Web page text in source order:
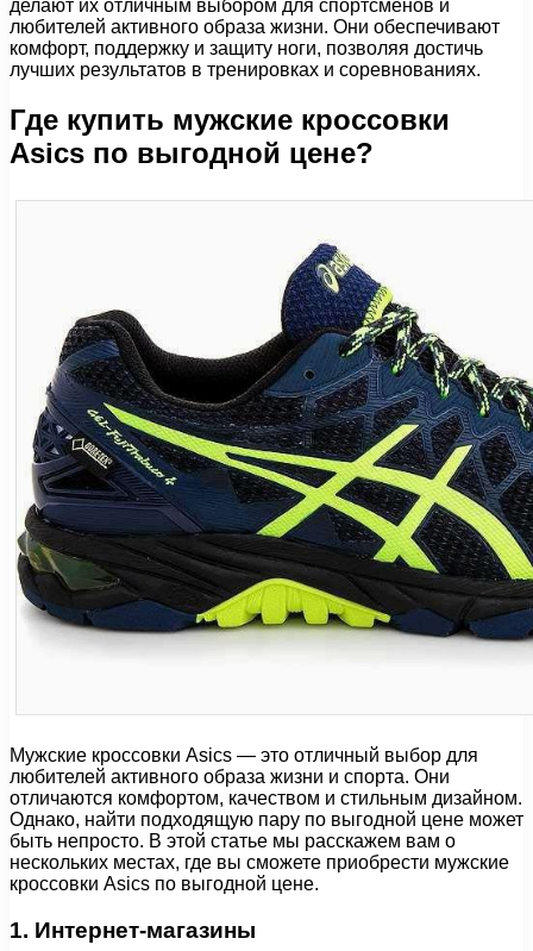
делают их отличным выбором для спортсменов и
любителей активного образа жизни. Они обеспечивают
комфорт, поддержку и защиту ноги, позволяя достичь
лучших результатов в тренировках и соревнованиях.
Где купить мужские кроссовки
Asics по выгодной цене?
Мужские кроссовки Asics — это отличный выбор для
любителей активного образа жизни и спорта. Они
отличаются комфортом, качеством и стильным дизайном.
Однако, найти подходящую пару по выгодной цене может
быть непросто. В этой статье мы расскажем вам о
нескольких местах, где вы сможете приобрести мужские
кроссовки Asics по выгодной цене.
1. Интернет-магазины